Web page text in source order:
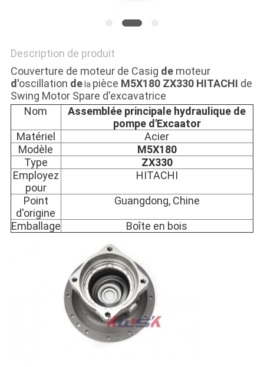
Description de produit
Couverture de moteur de Casig demoteur
d'oscillation dela pièce M5X180 ZX330 HITACHI de
Swing Motor Spare d'excavatrice
Nom
Assemblée principale hydraulique de
pompe d'Excaator
Matériel
Acier
Modèle
M5X180
Type
ZX330
Employez
pour
HITACHI
Point
d'origine
Guangdong, Chine
Emballage Boîte en bois